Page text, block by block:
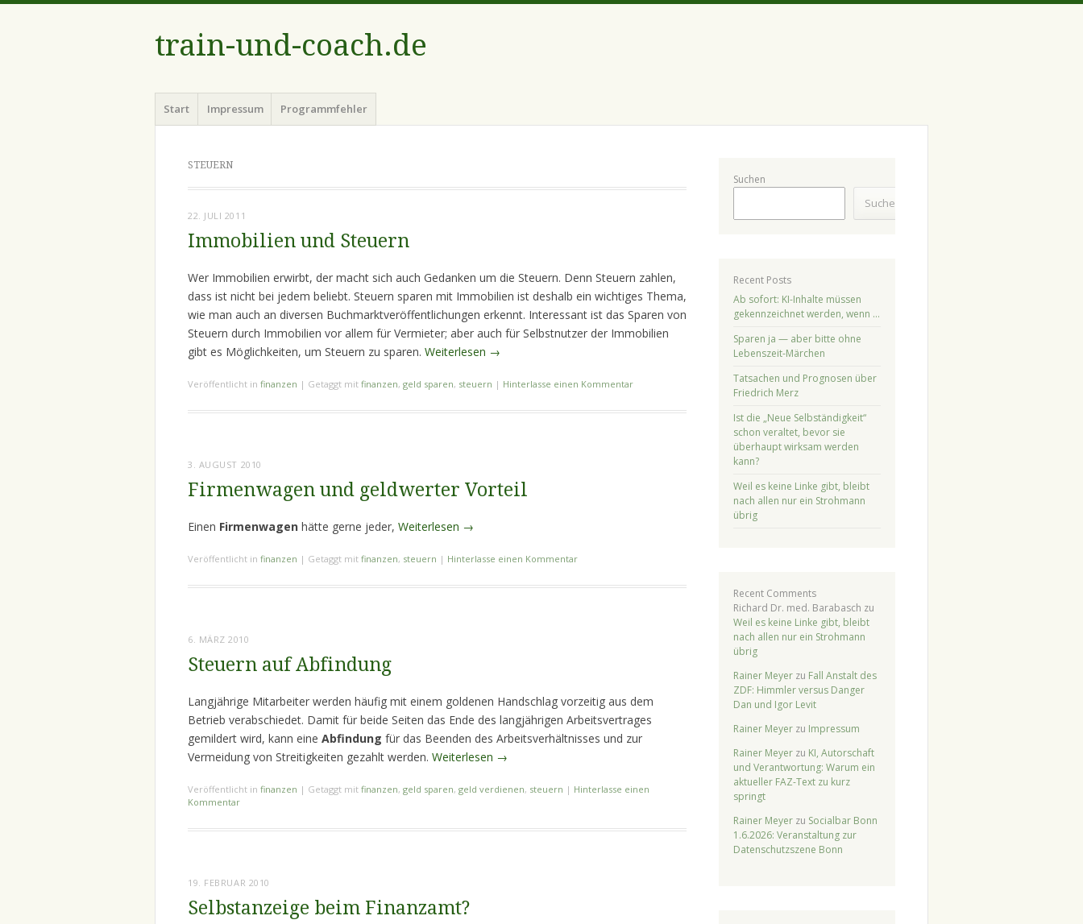
train-und-coach.de
Menü
Zum
Inhalt
Start Impressum Programmfehler
STEUERN
22. JULI 2011
Immobilien und Steuern
Wer Immobilien erwirbt, der macht sich auch Gedanken um die Steuern. Denn Steuern zahlen,
dass ist nicht bei jedem beliebt. Steuern sparen mit Immobilien ist deshalb ein wichtiges Thema,
wie man auch an diversen Buchmarktveröffentlichungen erkennt. Interessant ist das Sparen von
Steuern durch Immobilien vor allem für Vermieter; aber auch für Selbstnutzer der Immobilien
gibt es Möglichkeiten, um Steuern zu sparen. Weiterlesen →
Veröffentlicht in finanzen | Getaggt mit finanzen, geld sparen, steuern | Hinterlasse einen Kommentar
3. AUGUST 2010
Firmenwagen und geldwerter Vorteil
Einen Firmenwagen hätte gerne jeder, Weiterlesen →
Veröffentlicht in finanzen | Getaggt mit finanzen, steuern | Hinterlasse einen Kommentar
6. MÄRZ 2010
Steuern auf Abfindung
Langjährige Mitarbeiter werden häufig mit einem goldenen Handschlag vorzeitig aus dem
Betrieb verabschiedet. Damit für beide Seiten das Ende des langjährigen Arbeitsvertrages
gemildert wird, kann eine Abfindung für das Beenden des Arbeitsverhältnisses und zur
Vermeidung von Streitigkeiten gezahlt werden. Weiterlesen →
Veröffentlicht in finanzen | Getaggt mit finanzen, geld sparen, geld verdienen, steuern | Hinterlasse einen
Kommentar
19. FEBRUAR 2010
Selbstanzeige beim Finanzamt?
Suchen
Suchen
Recent Posts
Ab sofort: KI-Inhalte müssen
gekennzeichnet werden, wenn …
Sparen ja — aber bitte ohne
Lebenszeit-Märchen
Tatsachen und Prognosen über
Friedrich Merz
Ist die „Neue Selbständigkeit“
schon veraltet, bevor sie
überhaupt wirksam werden
kann?
Weil es keine Linke gibt, bleibt
nach allen nur ein Strohmann
übrig
Recent Comments
Richard Dr. med. Barabasch zu
Weil es keine Linke gibt, bleibt
nach allen nur ein Strohmann
übrig
Rainer Meyerzu Fall Anstalt des
ZDF: Himmler versus Danger
Dan und Igor Levit
Rainer Meyerzu Impressum
Rainer Meyerzu KI, Autorschaft
und Verantwortung: Warum ein
aktueller FAZ-Text zu kurz
springt
Rainer Meyerzu Socialbar Bonn
1.6.2026: Veranstaltung zur
Datenschutzszene Bonn